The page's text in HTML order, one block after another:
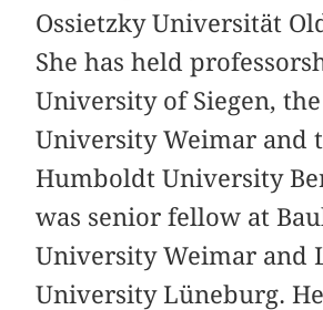
Ossietzky Universität
She has held
University of Siegen,
University Weimar and
Humboldt University
was senior fellow at
University Weimar and
University Lüneburg.